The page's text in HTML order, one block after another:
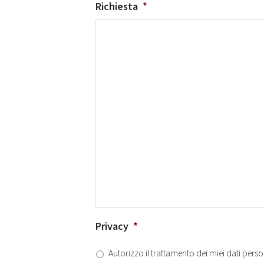
Richiesta *
Privacy *
Autorizzo il trattamento dei miei dati